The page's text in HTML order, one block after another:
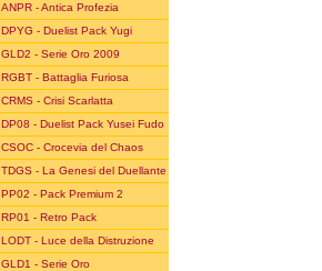
ANPR - Antica Profezia
DPYG - Duelist Pack Yugi
GLD2 - Serie Oro 2009
RGBT - Battaglia Furiosa
CRMS - Crisi Scarlatta
DP08 - Duelist Pack Yusei Fudo
CSOC - Crocevia del Chaos
TDGS - La Genesi del Duellante
PP02 - Pack Premium 2
RP01 - Retro Pack
LODT - Luce della Distruzione
GLD1 - Serie Oro